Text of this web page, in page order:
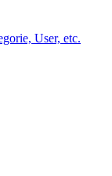
User, etc.